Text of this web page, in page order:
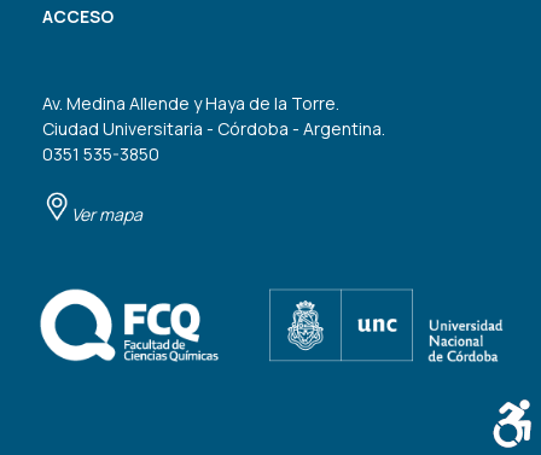
ACCESO
Av. Medina Allende y Haya de la Torre.
Ciudad Universitaria - Córdoba - Argentina.
0351 535-3850
Ver mapa